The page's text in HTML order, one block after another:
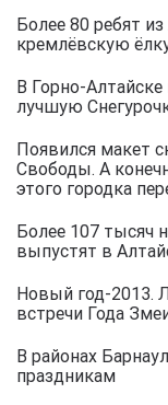
Более 80 ребят
кремлёвскую
В Горно-
лучшую
Появился макет
Свободы. А
этого городка
Более 107 тысяч
выпустят в
Новый год-2013.
встречи Года
В районах
праздникам